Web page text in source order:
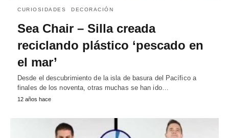
CURIOSIDADES DECORACIÓN
Sea Chair – Silla creada
reciclando plástico ‘pescado en
el mar’
Desde el descubrimiento de la isla de basura del Pacífico a
finales de los noventa, otras muchas se han ido…
12 años hace